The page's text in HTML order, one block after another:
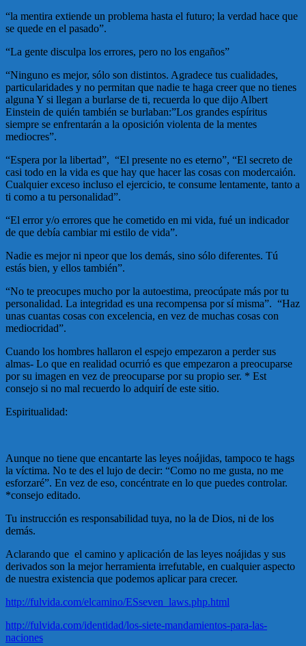
“la mentira extiende un problema hasta el futuro; la verdad hace que
se quede en el pasado”.
“La gente disculpa los errores, pero no los engaños”
“Ninguno es mejor, sólo son distintos. Agradece tus cualidades,
particularidades y no permitan que nadie te haga creer que no tienes
alguna Y si llegan a burlarse de ti, recuerda lo que dijo Albert
Einstein de quién también se burlaban:”Los grandes espíritus
siempre se enfrentarán a la oposición violenta de la mentes
mediocres”.
“Espera por la libertad”, “El presente no es eterno”, “El secreto de
casi todo en la vida es que hay que hacer las cosas con modercaión.
Cualquier exceso incluso el ejercicio, te consume lentamente, tanto a
ti como a tu personalidad”.
“El error y/o errores que he cometido en mi vida, fué un indicador
de que debía cambiar mi estilo de vida”.
Nadie es mejor ni npeor que los demás, sino sólo diferentes. Tú
estás bien, y ellos también”.
“No te preocupes mucho por la autoestima, preocúpate más por tu
personalidad. La integridad es una recompensa por sí misma”. “Haz
unas cuantas cosas con excelencia, en vez de muchas cosas con
mediocridad”.
Cuando los hombres hallaron el espejo empezaron a perder sus
almas- Lo que en realidad ocurrió es que empezaron a preocuparse
por su imagen en vez de preocuparse por su propio ser. * Est
consejo si no mal recuerdo lo adquirí de este sitio.
Espiritualidad:
Aunque no tiene que encantarte las leyes noájidas, tampoco te hags
la víctima. No te des el lujo de decir: “Como no me gusta, no me
esforzaré”. En vez de eso, concéntrate en lo que puedes controlar.
*consejo editado.
Tu instrucción es responsabilidad tuya, no la de Dios, ni de los
demás.
Aclarando que el camino y aplicación de las leyes noájidas y sus
derivados son la mejor herramienta irrefutable, en cualquier aspecto
de nuestra existencia que podemos aplicar para crecer.
http://fulvida.com/elcamino/ESseven_laws.php.html
http://fulvida.com/identidad/los-siete-mandamientos-para-las-
naciones